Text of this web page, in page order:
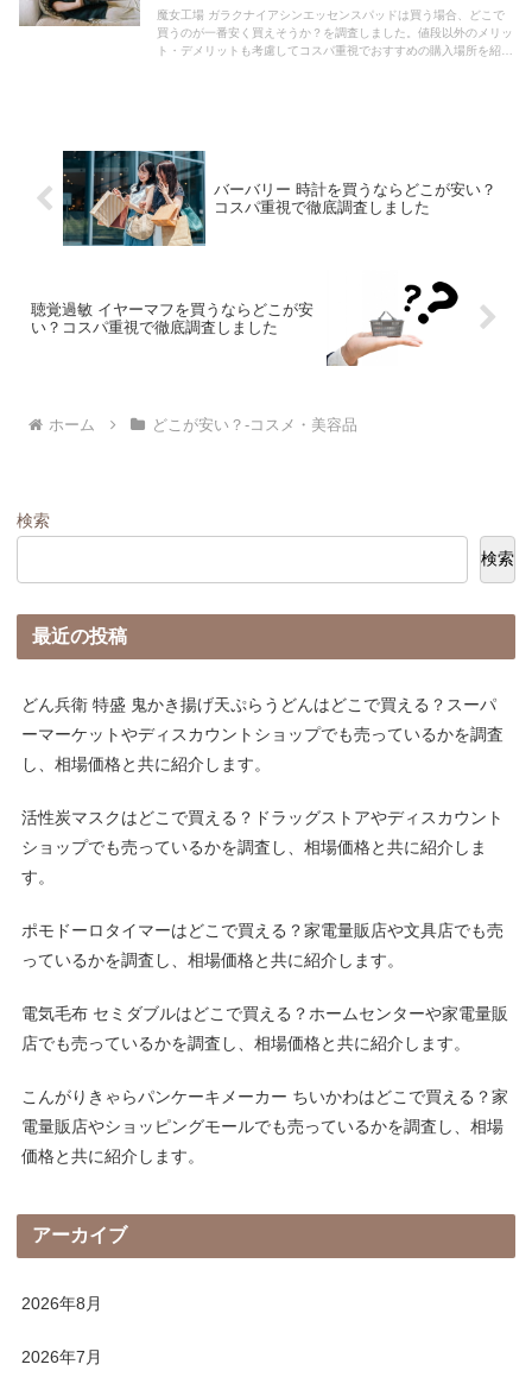
魔女工場 ガラクナイアシンエッセンスパッドは買う場合、どこで
買うのが一番安く買えそうか？を調査しました。値段以外のメリッ
ト・デメリットも考慮してコスパ重視でおすすめの購入場所を紹介
バーバリー 時計を買うならどこが安い？
コスパ重視で徹底調査しました
聴覚過敏 イヤーマフを買うならどこが安
い？コスパ重視で徹底調査しました
ホーム どこが安い？-コスメ・美容品
検索
検索
最近の投稿
どん兵衛 特盛 鬼かき揚げ天ぷらうどんはどこで買える？スーパ
ーマーケットやディスカウントショップでも売っているかを調査
し、相場価格と共に紹介します。
活性炭マスクはどこで買える？ドラッグストアやディスカウント
ショップでも売っているかを調査し、相場価格と共に紹介しま
す。
ポモドーロタイマーはどこで買える？家電量販店や文具店でも売
っているかを調査し、相場価格と共に紹介します。
電気毛布 セミダブルはどこで買える？ホームセンターや家電量販
店でも売っているかを調査し、相場価格と共に紹介します。
こんがりきゃらパンケーキメーカー ちいかわはどこで買える？家
電量販店やショッピングモールでも売っているかを調査し、相場
価格と共に紹介します。
アーカイブ
2026年8月
2026年7月